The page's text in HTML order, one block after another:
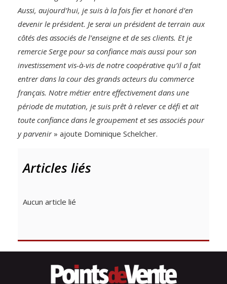
Aussi, aujourd’hui, je suis à la fois fier et honoré d’en
devenir le président. Je serai un président de terrain aux
côtés des associés de l’enseigne et de ses clients. Et je
remercie Serge pour sa confiance mais aussi pour son
investissement vis-à-vis de notre coopérative qu’il a fait
entrer dans la cour des grands acteurs du commerce
français. Notre métier entre effectivement dans une
période de mutation, je suis prêt à relever ce défi et ait
toute confiance dans le groupement et ses associés pour
y parvenir» ajoute Dominique Schelcher.
Articles liés
Aucun article lié